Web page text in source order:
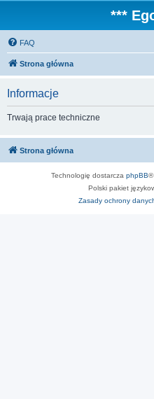
***
FAQ
Strona główna
Informacje
Trwają prace techniczne
Strona główna
Technologię dostarcza phpBB®
Polski pakiet
Zasady ochrony